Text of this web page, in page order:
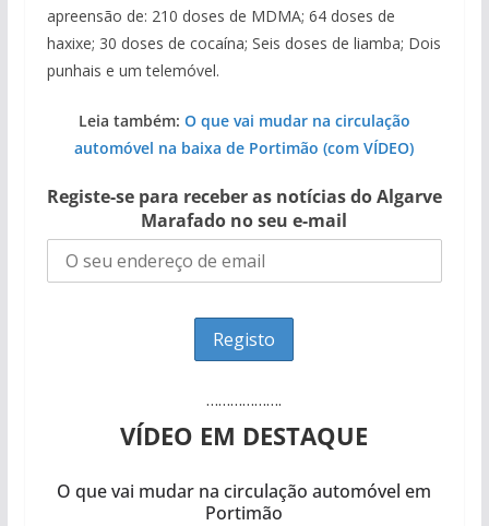
apreensão de: 210 doses de MDMA; 64 doses de
haxixe; 30 doses de cocaína; Seis doses de liamba; Dois
punhais e um telemóvel.
Leia também: O que vai mudar na circulação
automóvel na baixa de Portimão (com VÍDEO)
Registe-se para receber as notícias do Algarve
Marafado no seu e-mail
……………….
VÍDEO EM DESTAQUE
O que vai mudar na circulação automóvel em
Portimão